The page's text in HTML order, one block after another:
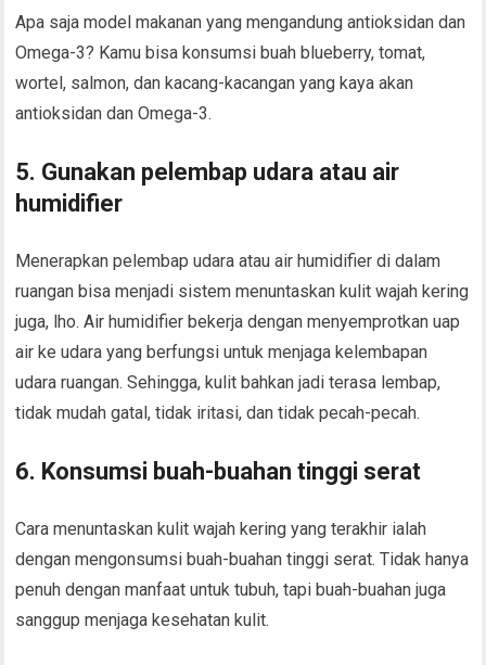
Apa saja model makanan yang mengandung antioksidan dan
Omega-3? Kamu bisa konsumsi buah blueberry, tomat,
wortel, salmon, dan kacang-kacangan yang kaya akan
antioksidan dan Omega-3.
5. Gunakan pelembap udara atau air
humidifier
Menerapkan pelembap udara atau air humidifier di dalam
ruangan bisa menjadi sistem menuntaskan kulit wajah kering
juga, lho. Air humidifier bekerja dengan menyemprotkan uap
air ke udara yang berfungsi untuk menjaga kelembapan
udara ruangan. Sehingga, kulit bahkan jadi terasa lembap,
tidak mudah gatal, tidak iritasi, dan tidak pecah-pecah.
6. Konsumsi buah-buahan tinggi serat
Cara menuntaskan kulit wajah kering yang terakhir ialah
dengan mengonsumsi buah-buahan tinggi serat. Tidak hanya
penuh dengan manfaat untuk tubuh, tapi buah-buahan juga
sanggup menjaga kesehatan kulit.